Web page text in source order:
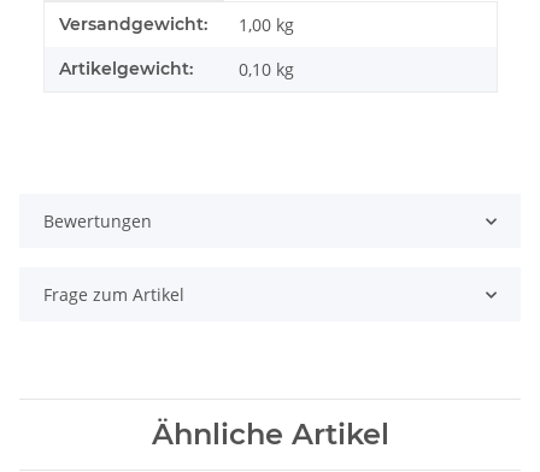
Produkteigenschaft
Wert
Versandgewicht: 1,00 kg
Artikelgewicht: 0,10 kg
Bewertungen
Frage zum Artikel
Ähnliche Artikel